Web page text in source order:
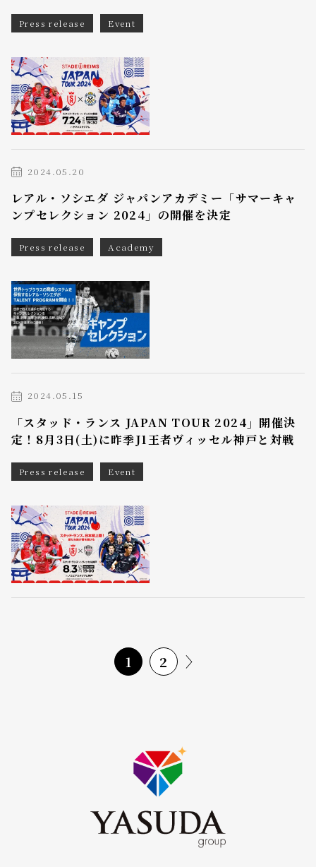
Press release Event
2024.05.20
レアル・ソシエダ ジャパンアカデミー「サマーキャ
ンプセレクション 2024」の開催を決定
Press release Academy
2024.05.15
「スタッド・ランス JAPAN TOUR 2024」開催決
定！8月3日(土)に昨季J1王者ヴィッセル神戸と対戦
Press release Event
1 2 〉